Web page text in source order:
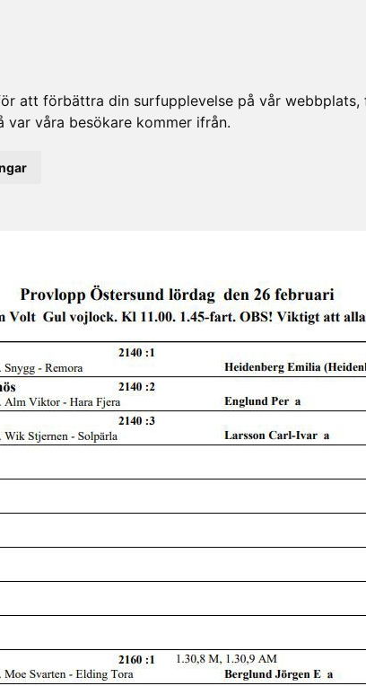
att förbättra din surfupplevelse på vår
våra besökare kommer ifrån.